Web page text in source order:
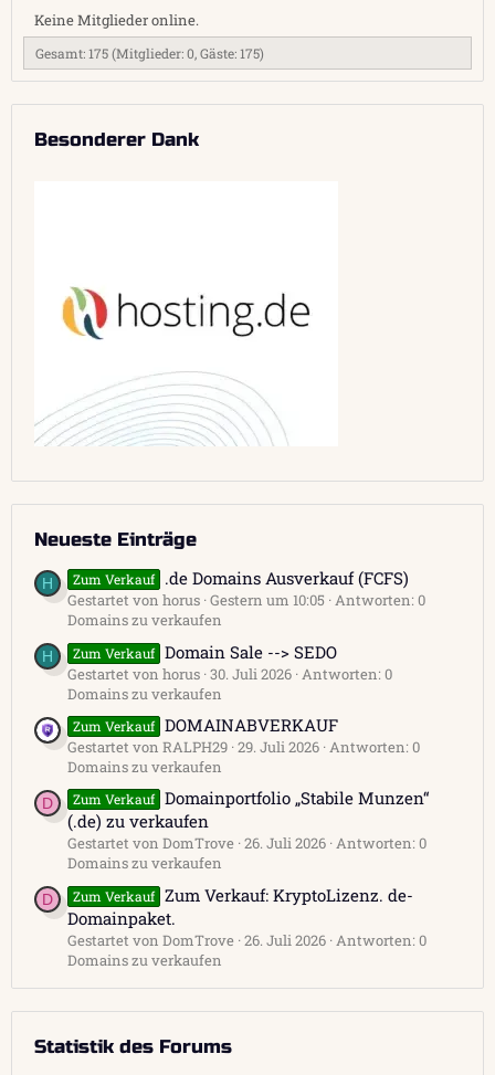
Keine Mitglieder online.
Gesamt: 175 (Mitglieder: 0, Gäste: 175)
Besonderer Dank
Neueste Einträge
H Zum Verkauf .de Domains Ausverkauf (FCFS)
Gestartet von horus Gestern um 10:05 Antworten: 0
Domains zu verkaufen
H Zum Verkauf Domain Sale --> SEDO
Gestartet von horus 30. Juli 2026 Antworten: 0
Domains zu verkaufen
Zum Verkauf DOMAINABVERKAUF
Gestartet von RALPH29 29. Juli 2026 Antworten: 0
Domains zu verkaufen
D Zum Verkauf Domainportfolio „Stabile Munzen“
(.de) zu verkaufen
Gestartet von DomTrove 26. Juli 2026 Antworten: 0
Domains zu verkaufen
D Zum Verkauf Zum Verkauf: KryptoLizenz. de-
Domainpaket.
Gestartet von DomTrove 26. Juli 2026 Antworten: 0
Domains zu verkaufen
Statistik des Forums